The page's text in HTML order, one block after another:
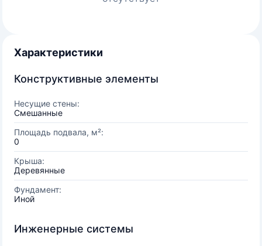
Характеристики
Конструктивные элементы
Несущие стены:
Смешанные
Площадь подвала, м²:
0
Крыша:
Деревянные
Фундамент:
Иной
Инженерные системы